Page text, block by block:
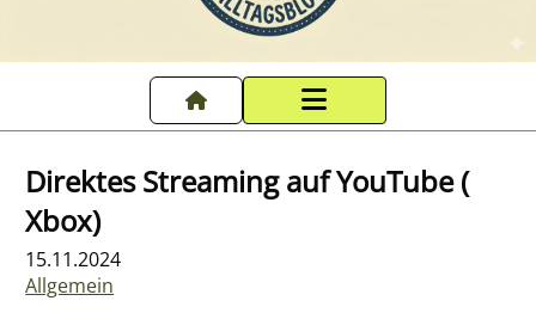
Datenschutzerklärung
Impressum
Direktes Streaming auf YouTube (
Xbox)
15.11.2024
Allgemein